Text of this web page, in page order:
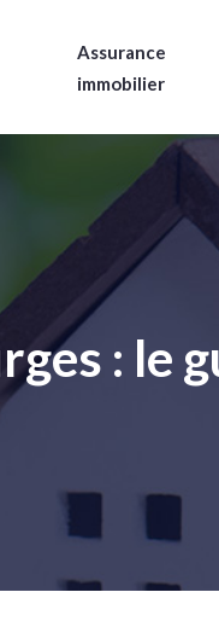
Assurance
immobilier
: le